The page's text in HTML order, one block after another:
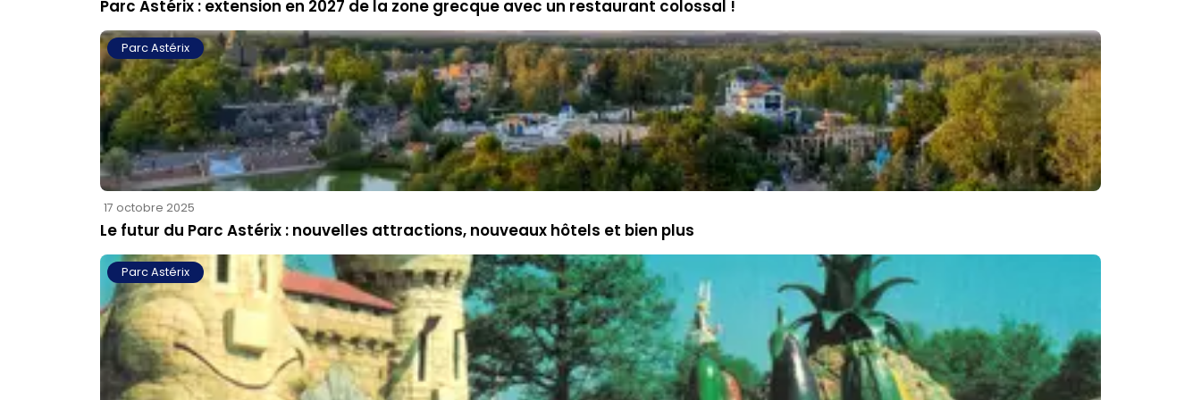
Parc Astérix : extension en 2027 de la zone grecque avec un restaurant colossal !
Parc Astérix
17 octobre 2025
Le futur du Parc Astérix : nouvelles attractions, nouveaux hôtels et bien plus
Parc Astérix